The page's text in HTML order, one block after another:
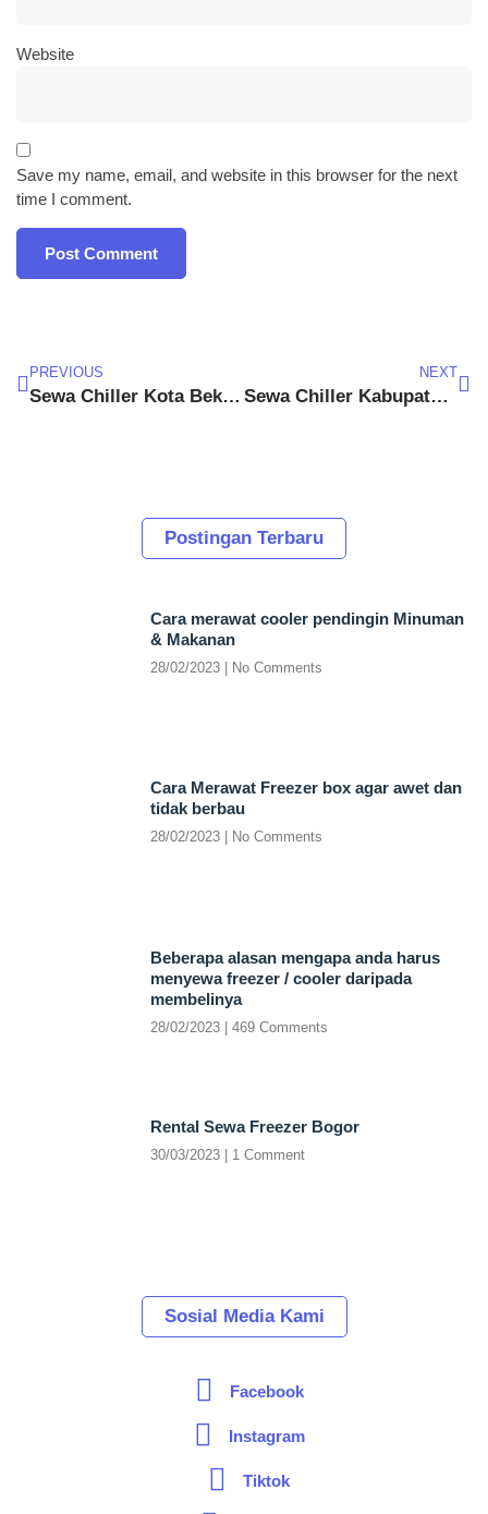
Website
Save my name, email, and website in this browser for the next
time I comment.
PREVIOUS
Sewa Chiller Kota Bekasi
NEXT
Sewa Chiller Kabupaten Tangerang
Postingan Terbaru
Cara merawat cooler pendingin Minuman
& Makanan
28/02/2023 No Comments
Cara Merawat Freezer box agar awet dan
tidak berbau
28/02/2023 No Comments
Beberapa alasan mengapa anda harus
menyewa freezer / cooler daripada
membelinya
28/02/2023 469 Comments
Rental Sewa Freezer Bogor
30/03/2023 1 Comment
Sosial Media Kami
Facebook
Instagram
Tiktok